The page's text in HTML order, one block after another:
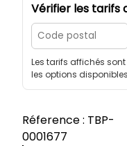
é
e
V
Vérifier les tarifs
Les tarifs affichés
les options
Réference : TBP-
0001677